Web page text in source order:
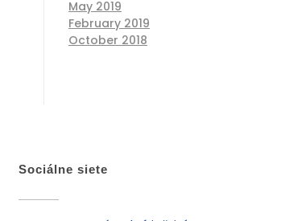
May 2019
February 2019
October 2018
Sociálne siete